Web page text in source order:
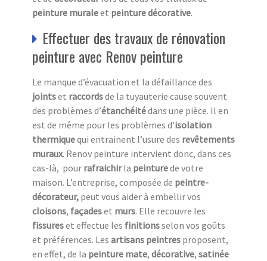
peinture muraleet peinture décorative.
Effectuer des travaux de rénovation
peinture avec Renov peinture
Le manque d’évacuation et la défaillance des
jointset raccordsde la tuyauterie cause souvent
des problèmes d’étanchéitédans une pièce. Il en
est de même pour les problèmes d’isolation
thermiquequi entrainent l’usure des revêtements
muraux. Renov peinture intervient donc, dans ces
cas-là, pour rafraichirla peinturede votre
maison. L’entreprise, composée de peintre-
décorateur, peut vous aider à embellir vos
cloisons, façadeset murs. Elle recouvre les
fissureset effectue les finitionsselon vos goûts
et préférences. Les artisans peintres proposent,
en effet, de la peinture mate, décorative, satinée